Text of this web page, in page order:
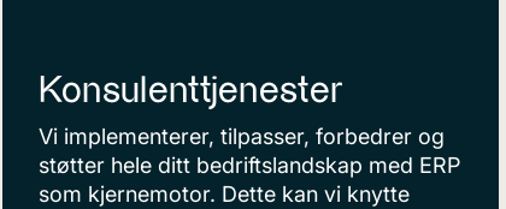
Konsulenttjenester
Vi implementerer, tilpasser, forbedrer og
støtter hele ditt bedriftslandskap med ERP
som kjernemotor. Dette kan vi knytte